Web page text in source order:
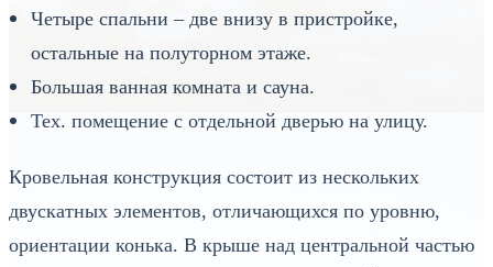
Четыре спальни – две внизу в пристройке,
остальные на полуторном этаже.
Большая ванная комната и сауна.
Тех. помещение с отдельной дверью на улицу.
Кровельная конструкция состоит из нескольких
двускатных элементов, отличающихся по уровню,
ориентации конька. В крыше над центральной частью